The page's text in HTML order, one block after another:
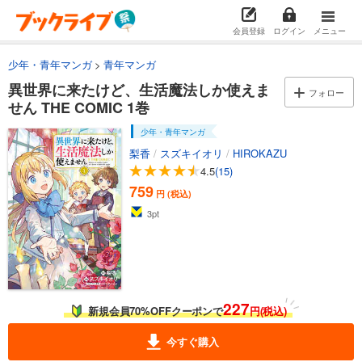
会員登録 ログイン メニュー
少年・青年マンガ 青年マンガ
異世界に来たけど、生活魔法しか使えま
せん THE COMIC 1巻
フォロー
少年・青年マンガ
梨香 / スズキイオリ / HIROKAZU
4.5(15)
759 円 (税込)
3pt
新規会員70%OFFクーポンで227円(税込)
今すぐ購入